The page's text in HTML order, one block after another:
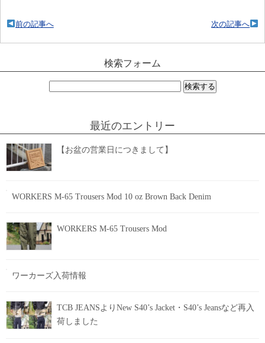
次の記事へ
前の記事へ
検索フォーム
最近のエントリー
【お盆の営業日につきまして】
WORKERS M-65 Trousers Mod 10 oz Brown Back Denim
WORKERS M-65 Trousers Mod
ワーカーズ入荷情報
TCB JEANSよりNew S40’s Jacket・S40’s Jeansなど再入
荷しました